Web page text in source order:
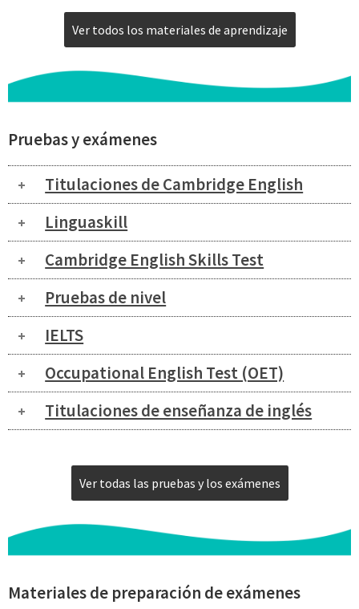
Ver todos los materiales de aprendizaje
Pruebas y exámenes
Titulaciones de Cambridge English
Linguaskill
Cambridge English Skills Test
Pruebas de nivel
IELTS
Occupational English Test (OET)
Titulaciones de enseñanza de inglés
Ver todas las pruebas y los exámenes
Materiales de preparación de exámenes